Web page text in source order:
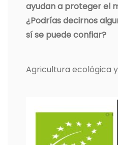
ayudan a proteger el
¿Podrías decirnos
sí se puede confiar?
Agricultura ecológica y